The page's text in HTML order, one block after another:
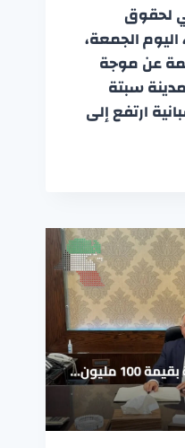
لحقوق
الجمعة،
عن موجة
سبتة
ارتفع إلى